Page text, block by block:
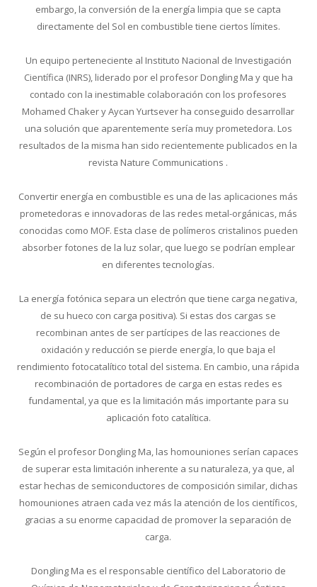
embargo, la conversión de la energía limpia que se capta
directamente del Sol en combustible tiene ciertos límites.
Un equipo perteneciente al Instituto Nacional de Investigación
Científica (INRS), liderado por el profesor Dongling Ma y que ha
contado con la inestimable colaboración con los profesores
Mohamed Chaker y Aycan Yurtsever ha conseguido desarrollar
una solución que aparentemente sería muy prometedora. Los
resultados de la misma han sido recientemente publicados en la
revista Nature Communications .
Convertir energía en combustible es una de las aplicaciones más
prometedoras e innovadoras de las redes metal-orgánicas, más
conocidas como MOF. Esta clase de polímeros cristalinos pueden
absorber fotones de la luz solar, que luego se podrían emplear
en diferentes tecnologías.
La energía fotónica separa un electrón que tiene carga negativa,
de su hueco con carga positiva). Si estas dos cargas se
recombinan antes de ser partícipes de las reacciones de
oxidación y reducción se pierde energía, lo que baja el
rendimiento fotocatalítico total del sistema. En cambio, una rápida
recombinación de portadores de carga en estas redes es
fundamental, ya que es la limitación más importante para su
aplicación foto catalítica.
Según el profesor Dongling Ma, las homouniones serían capaces
de superar esta limitación inherente a su naturaleza, ya que, al
estar hechas de semiconductores de composición similar, dichas
homouniones atraen cada vez más la atención de los científicos,
gracias a su enorme capacidad de promover la separación de
carga.
Dongling Ma es el responsable científico del Laboratorio de